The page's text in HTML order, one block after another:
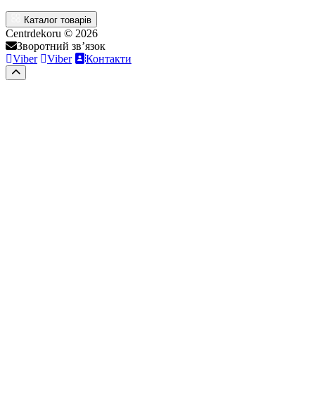
Каталог товарів
Centrdekoru © 2026
Зворотний зв’язок
Viber
Viber Контакти